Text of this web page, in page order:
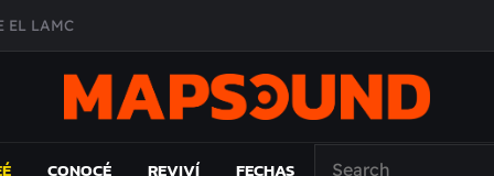
EL LAMC
DE ÉPOCA EN FORMA DE DISCO
CONOCÉ REVIVÍ FECHAS